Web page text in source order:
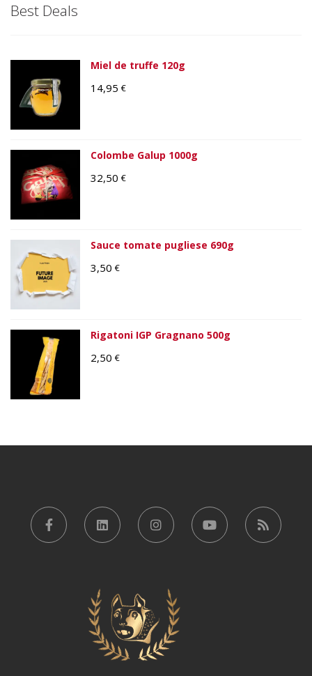
Best Deals
Miel de truffe 120g
14,95 €
Colombe Galup 1000g
32,50 €
Sauce tomate pugliese 690g
3,50 €
Rigatoni IGP Gragnano 500g
2,50 €